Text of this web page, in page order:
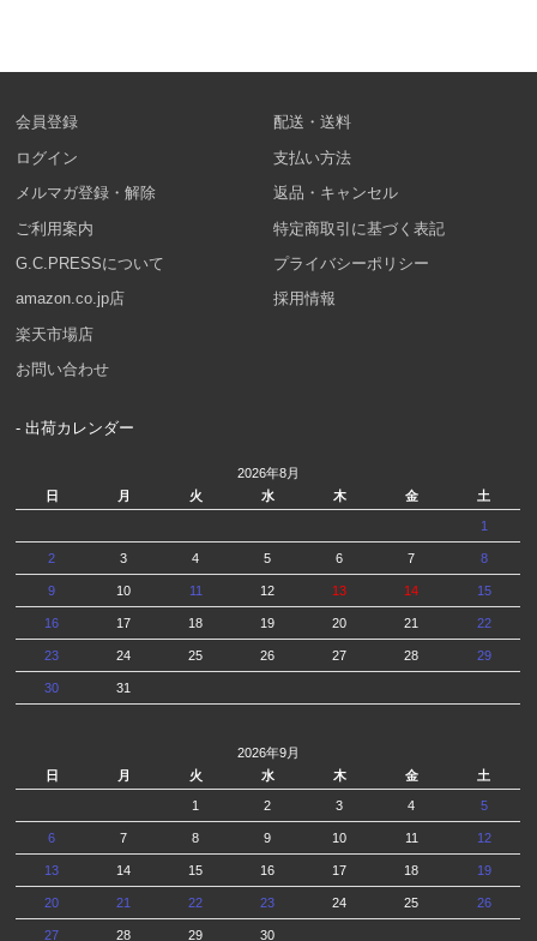
会員登録
ログイン
メルマガ登録・解除
ご利用案内
G.C.PRESSについて
amazon.co.jp店
楽天市場店
お問い合わせ
配送・送料
支払い方法
返品・キャンセル
特定商取引に基づく表記
プライバシーポリシー
採用情報
- 出荷カレンダー
2026年8月
日
月 火 水 木 金 土
1
2 3 4 5 6 7 8
9 10 11 12 13 14 15
16 17 18 19 20 21 22
23 24 25 26 27 28 29
30 31
2026年9月
日
月 火 水 木 金 土
1 2 3 4 5
6 7 8 9 10 11 12
13 14 15 16 17 18 19
20 21 22 23 24 25 26
27 28 29 30